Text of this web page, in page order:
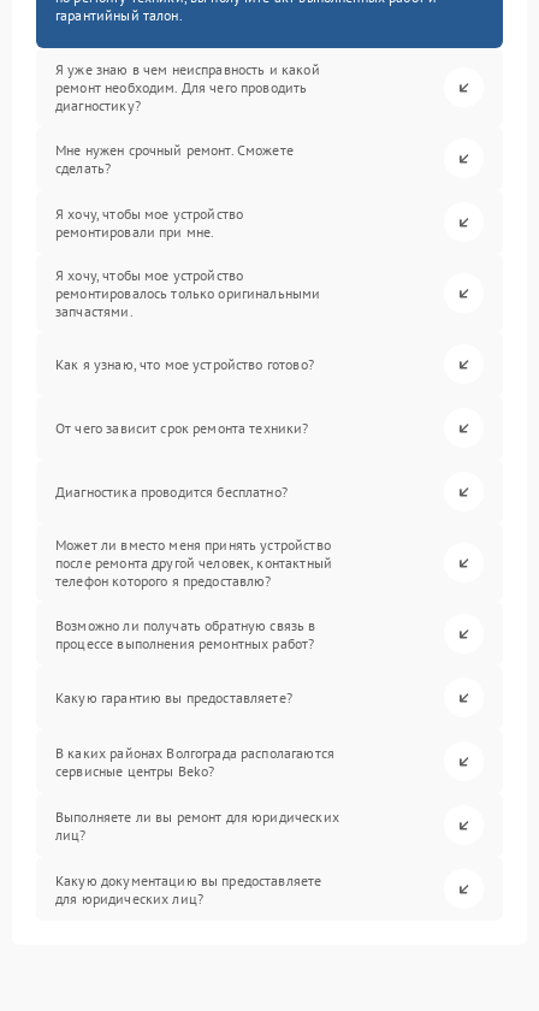
гарантийный талон.
Я уже знаю в чем неисправность и какой
ремонт необходим. Для чего проводить
диагностику?
Мне нужен срочный ремонт. Сможете
сделать?
Я хочу, чтобы мое устройство
ремонтировали при мне.
Я хочу, чтобы мое устройство
ремонтировалось только оригинальными
запчастями.
Как я узнаю, что мое устройство готово?
От чего зависит срок ремонта техники?
Диагностика проводится бесплатно?
Может ли вместо меня принять устройство
после ремонта другой человек, контактный
телефон которого я предоставлю?
Возможно ли получать обратную связь в
процессе выполнения ремонтных работ?
Какую гарантию вы предоставляете?
В каких районах Волгограда располагаются
сервисные центры Beko?
Выполняете ли вы ремонт для юридических
лиц?
Какую документацию вы предоставляете
для юридических лиц?